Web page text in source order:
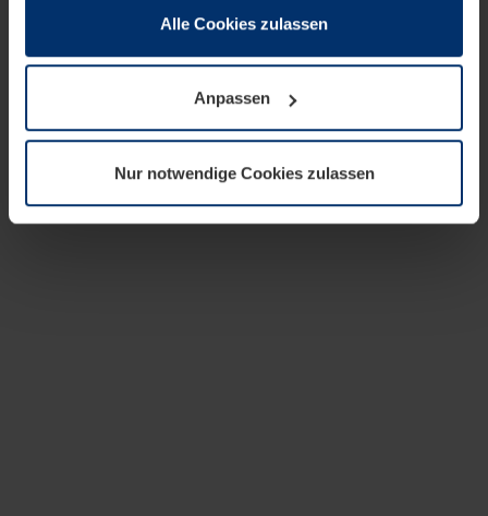
wenn diese für den Betrieb dieser Seite unbedingt
notwendig sind. Für alle anderen Cookie-Typen benötigen
wir Ihre Erlaubnis. Ihre Einwilligung können Sie jederzeit
Datenschutzerklärungunserer Website ändern oder
widerrufen.
Alle Cookies zulassen
Anpassen
Nur notwendige Cookies zulassen